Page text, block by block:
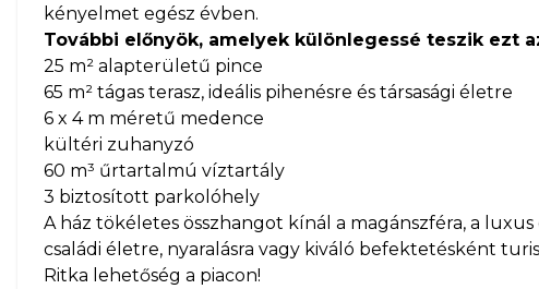
kényelmet egész évben.
További előnyök, amelyek különlegessé teszik ezt
25 m² alapterületű pince
65 m² tágas terasz, ideális pihenésre és társasági életre
6 x 4 m méretű medence
kültéri zuhanyzó
60 m³ űrtartalmú víztartály
3 biztosított parkolóhely
A ház tökéletes összhangot kínál a magánszféra, a
családi életre, nyaralásra vagy kiváló befektetésként
Ritka lehetőség a piacon!